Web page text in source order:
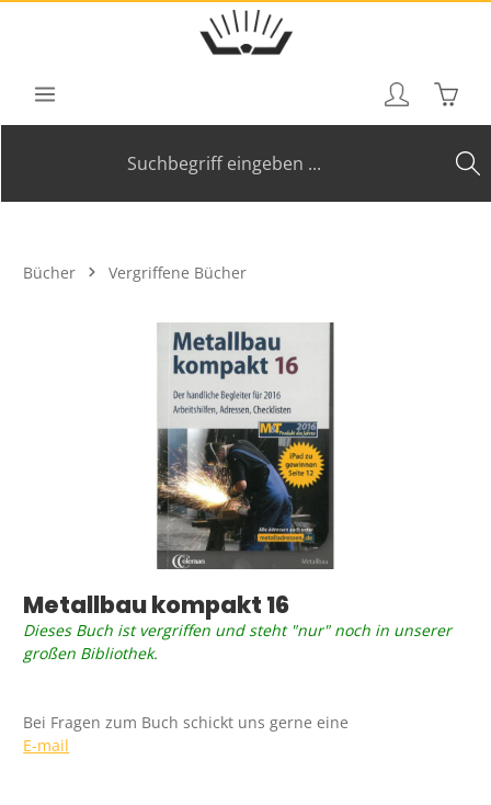
Zum Hauptinhalt springen
Bücher Vergriffene Bücher
Bildergalerie überspringen
Metallbau kompakt 16
Dieses Buch ist vergriffen und steht "nur" noch in unserer
großen Bibliothek.
Bei Fragen zum Buch schickt uns gerne eine
E-mail